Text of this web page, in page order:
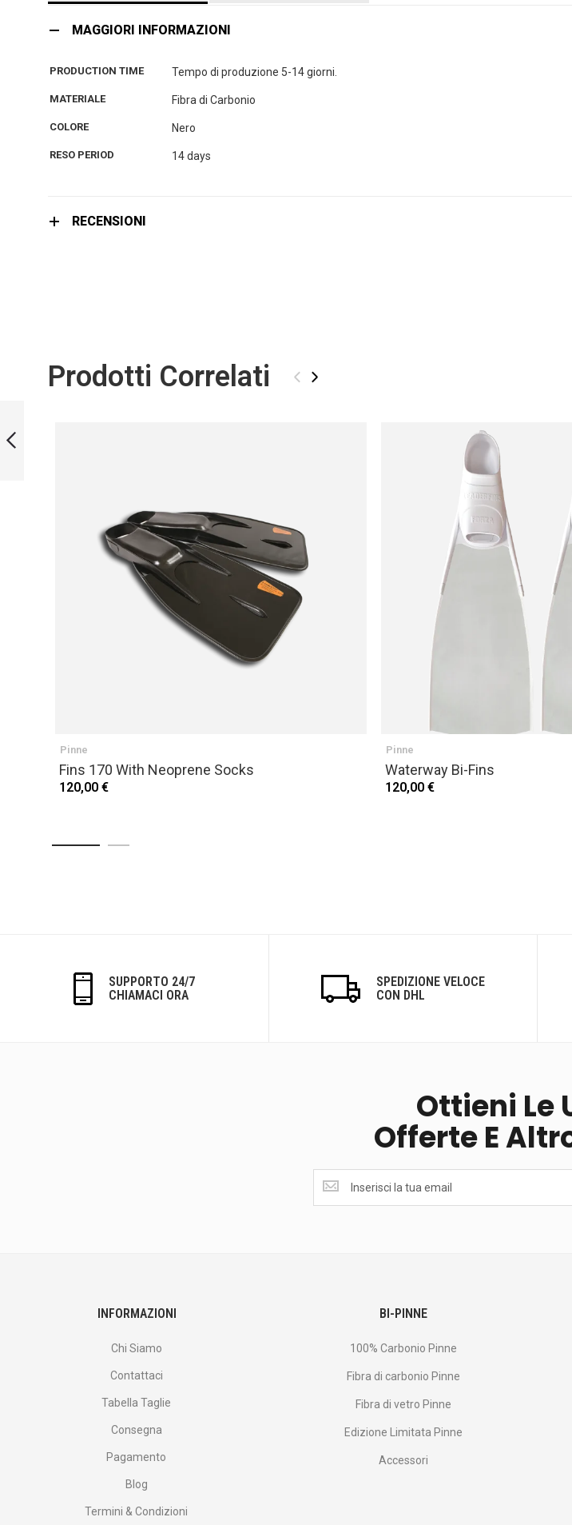
all'inizio
di
MAGGIORI INFORMAZIONI
PRODUCTION TIME Tempo di produzione 5-14 giorni.
MATERIALE Fibra di Carbonio
COLORE Nero
RESO PERIOD 14 days
RECENSIONI
Prodotti Correlati ‹ ›
Pinne
Fins 170 With Neoprene Socks
120,00 €
Pinne
Waterway Bi-Fins
120,00 €
SUPPORTO 24/7
CHIAMACI ORA
SPEDIZIONE VELOCE
CON DHL
Ottieni Le
Offerte E
ultime
INFORMAZIONI
Chi Siamo
Contattaci
Tabella Taglie
Consegna
Pagamento
Blog
Termini & Condizioni
BI-PINNE
100% Carbonio Pinne
Fibra di carbonio Pinne
Fibra di vetro Pinne
Edizione Limitata Pinne
Accessori